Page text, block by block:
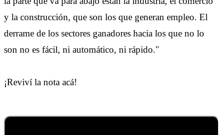
y la construcción, que son los que generan empleo. El
derrame de los sectores ganadores hacia los que no lo
son no es fácil, ni automático, ni rápido."
¡Reviví la nota acá!